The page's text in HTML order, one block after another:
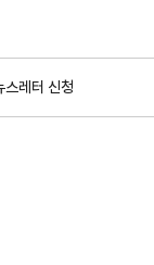
스레터 신청